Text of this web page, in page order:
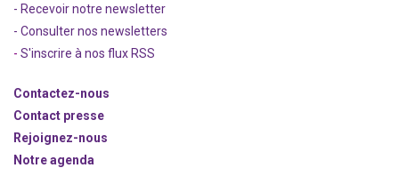
- Recevoir notre newsletter
- Consulter nos newsletters
- S'inscrire à nos flux RSS
Contactez-nous
Contact presse
Rejoignez-nous
Notre agenda